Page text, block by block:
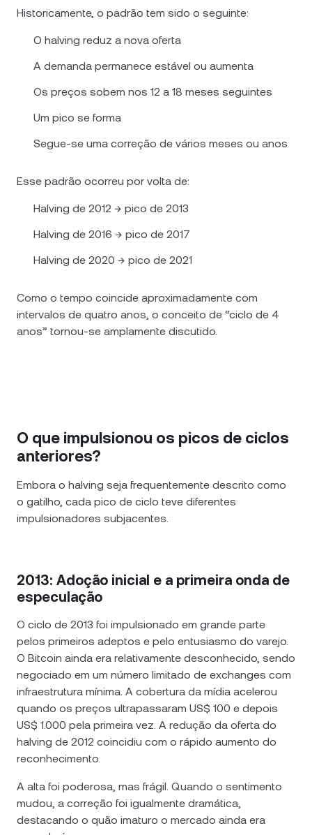
Historicamente, o padrão tem sido o seguinte:
O halving reduz a nova oferta
A demanda permanece estável ou aumenta
Os preços sobem nos 12 a 18 meses seguintes
Um pico se forma
Segue-se uma correção de vários meses ou anos
Esse padrão ocorreu por volta de:
Halving de 2012 → pico de 2013
Halving de 2016 → pico de 2017
Halving de 2020 → pico de 2021
Como o tempo coincide aproximadamente com
intervalos de quatro anos, o conceito de “ciclo de 4
anos” tornou-se amplamente discutido.
O que impulsionou os picos de ciclos
anteriores?
Embora o halving seja frequentemente descrito como
o gatilho, cada pico de ciclo teve diferentes
impulsionadores subjacentes.
2013: Adoção inicial e a primeira onda de
especulação
O ciclo de 2013 foi impulsionado em grande parte
pelos primeiros adeptos e pelo entusiasmo do varejo.
O Bitcoin ainda era relativamente desconhecido, sendo
negociado em um número limitado de exchanges com
infraestrutura mínima. A cobertura da mídia acelerou
quando os preços ultrapassaram US$ 100 e depois
US$ 1.000 pela primeira vez. A redução da oferta do
halving de 2012 coincidiu com o rápido aumento do
reconhecimento.
A alta foi poderosa, mas frágil. Quando o sentimento
mudou, a correção foi igualmente dramática,
destacando o quão imaturo o mercado ainda era